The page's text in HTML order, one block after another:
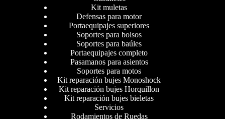
Kit muletas
Defensas para motor
Portaequipajes superiores
Soportes para bolsos
Soportes para baúles
Portaequipajes completo
Pasamanos para asientos
Soportes para motos
Kit reparación bujes Monoshock
Kit reparación bujes Horquillon
Kit reparación bujes bieletas
Servicios
Rodamientos de Ruedas